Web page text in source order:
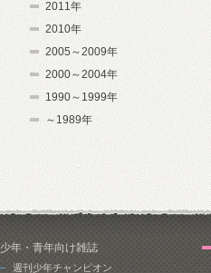
2011年
2010年
2005～2009年
2000～2004年
1990～1999年
～1989年
少年・青年向け雑誌
週刊少年チャンピオン